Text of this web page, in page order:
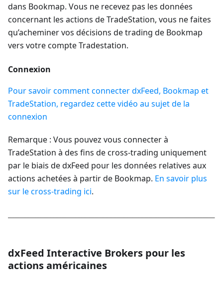
dans Bookmap. Vous ne recevez pas les données
concernant les actions de TradeStation, vous ne faites
qu’acheminer vos décisions de trading de Bookmap
vers votre compte Tradestation.
Connexion
Pour savoir comment connecter dxFeed, Bookmap et
TradeStation, regardez cette vidéo au sujet de la
connexion
Remarque : Vous pouvez vous connecter à
TradeStation à des fins de cross-trading uniquement
par le biais de dxFeed pour les données relatives aux
actions achetées à partir de Bookmap. En savoir plus
sur le cross-trading ici.
dxFeed Interactive Brokers pour les
actions américaines